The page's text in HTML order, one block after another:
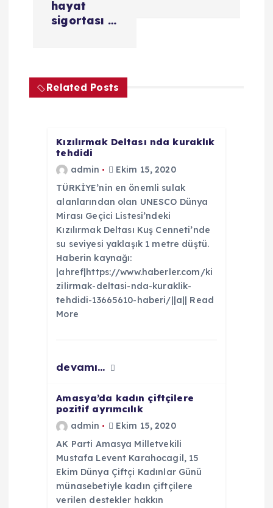
z
hayat
sigortası …
Related Posts
Kızılırmak Deltası nda kuraklık
tehdidi
admin
Ekim 15, 2020
TÜRKİYE’nin en önemli sulak
alanlarından olan UNESCO Dünya
Mirası Geçici Listesi’ndeki
Kızılırmak Deltası Kuş Cenneti’nde
su seviyesi yaklaşık 1 metre düştü.
Haberin kaynağı:
|ahref|https://www.haberler.com/ki
zilirmak-deltasi-nda-kuraklik-
tehdidi-13665610-haberi/||a|| Read
More
devamı...
Amasya’da kadın çiftçilere
pozitif ayrımcılık
admin
Ekim 15, 2020
AK Parti Amasya Milletvekili
Mustafa Levent Karahocagil, 15
Ekim Dünya Çiftçi Kadınlar Günü
münasebetiyle kadın çiftçilere
verilen destekler hakkın